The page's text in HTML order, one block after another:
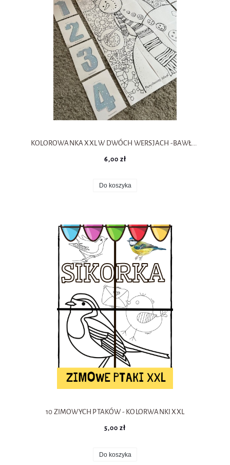
KOLOROWANKA XXL W DWÓCH WERSJACH -BAWŁWAN NR 2.
6,00 zł
Do koszyka
10 ZIMOWYCH PTAKÓW - KOLORWANKI XXL
5,00 zł
Do koszyka